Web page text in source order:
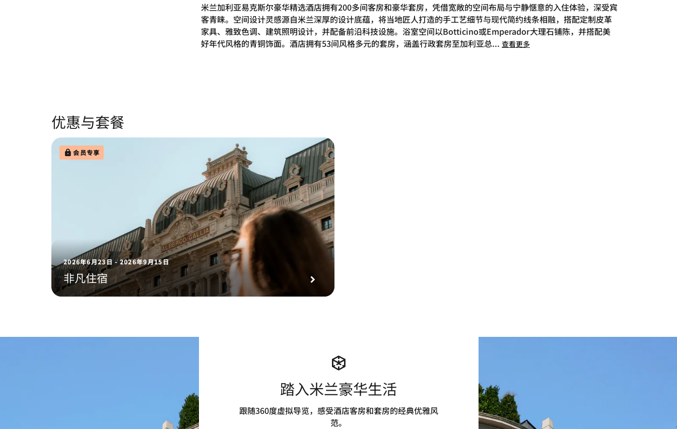
米兰加利亚易克斯尔豪华精选酒店拥有200多间客房和豪华套房，凭借宽敞的空间布局与宁静惬意的入住体验，深受宾
客青睐。空间设计灵感源自米兰深厚的设计底蕴，将当地匠人打造的手工艺细节与现代简约线条相融，搭配定制皮革
家具、雅致色调、建筑照明设计，并配备前沿科技设施。浴室空间以Botticino或Emperador大理石铺陈，并搭配美
好年代风格的青铜饰面。酒店拥有53间风格多元的套房，涵盖行政套房至加利亚总... 查看更多
优惠与套餐
会员专享
2026年6月23日 - 2026年9月15日
非凡住宿
踏入米兰豪华生活
跟随360度虚拟导览，感受酒店客房和套房的经典优雅风
范。